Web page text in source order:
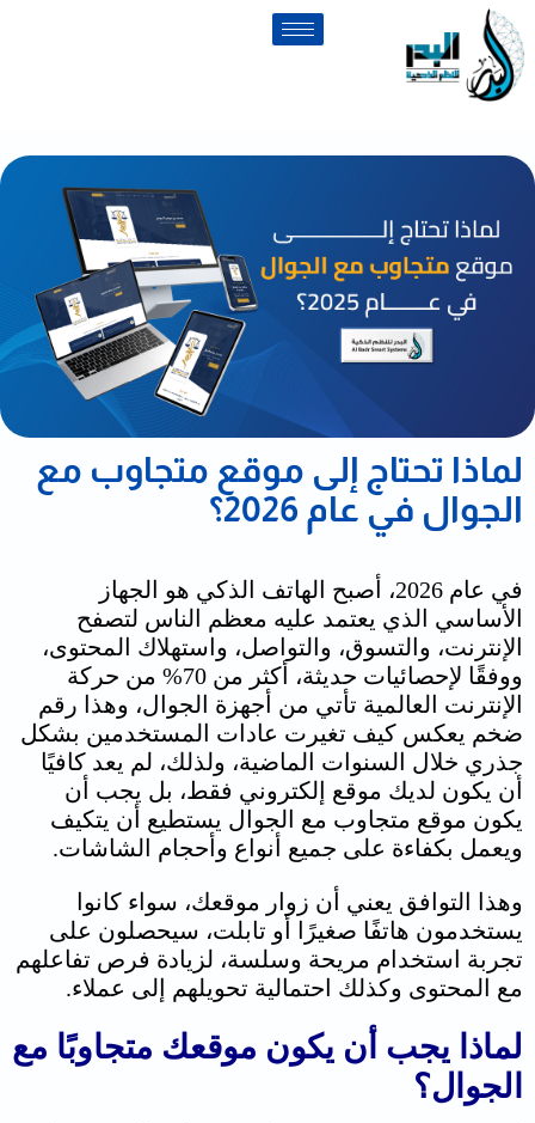
لماذا تحتاج إلى موقع متجاوب مع
الجوال في عام 2026؟
في عام 2026، أصبح الهاتف الذكي هو الجهاز
الأساسي الذي يعتمد عليه معظم الناس لتصفح
الإنترنت، والتسوق، والتواصل، واستهلاك المحتوى،
ووفقًا لإحصائيات حديثة، أكثر من 70% من حركة
الإنترنت العالمية تأتي من أجهزة الجوال، وهذا رقم
ضخم يعكس كيف تغيرت عادات المستخدمين بشكل
جذري خلال السنوات الماضية، ولذلك، لم يعد كافيًا
أن يكون لديك موقع إلكتروني فقط، بل يجب أن
يكون موقع متجاوب مع الجوال يستطيع أن يتكيف
ويعمل بكفاءة على جميع أنواع وأحجام الشاشات.
وهذا التوافق يعني أن زوار موقعك، سواء كانوا
يستخدمون هاتفًا صغيرًا أو تابلت، سيحصلون على
تجربة استخدام مريحة وسلسة، لزيادة فرص تفاعلهم
مع المحتوى وكذلك احتمالية تحويلهم إلى عملاء.
لماذا يجب أن يكون موقعك متجاوبًا مع
الجوال؟